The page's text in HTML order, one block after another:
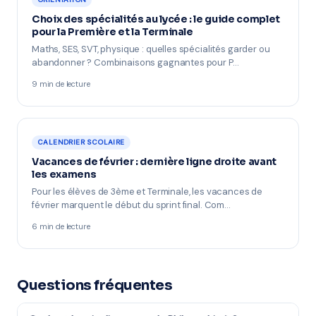
Choix des spécialités au lycée : le guide complet
pour la Première et la Terminale
Maths, SES, SVT, physique : quelles spécialités garder ou
abandonner ? Combinaisons gagnantes pour P…
9 min de lecture
CALENDRIER SCOLAIRE
Vacances de février : dernière ligne droite avant
les examens
Pour les élèves de 3ème et Terminale, les vacances de
février marquent le début du sprint final. Com…
6 min de lecture
Questions fréquentes